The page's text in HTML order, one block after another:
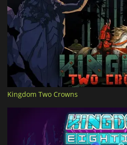
Kingdom Two Crowns